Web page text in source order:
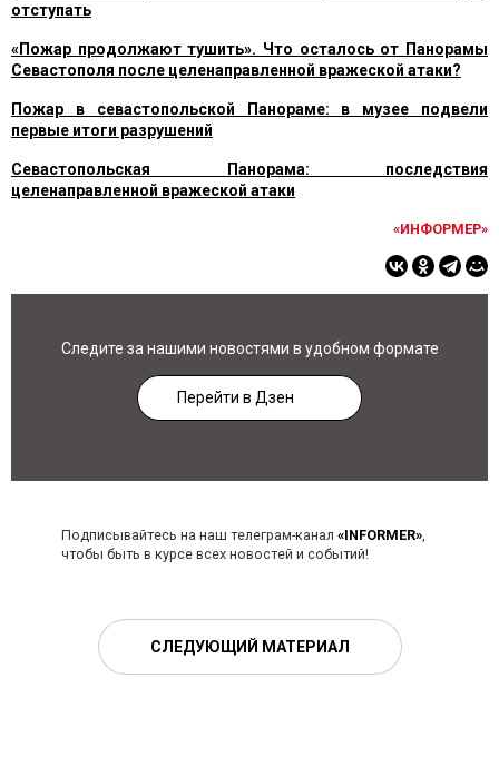
отступать
«Пожар продолжают тушить». Что осталось от Панорамы
Севастополя после целенаправленной вражеской атаки?
Пожар в севастопольской Панораме: в музее подвели
первые итоги разрушений
Севастопольская Панорама: последствия
целенаправленной вражеской атаки
«ИНФОРМЕР»
Следите за нашими новостями в удобном формате
Перейти в Дзен
Подписывайтесь на наш телеграм-канал «INFORMER»,
чтобы быть в курсе всех новостей и событий!
СЛЕДУЮЩИЙ МАТЕРИАЛ